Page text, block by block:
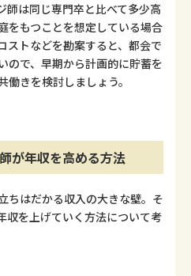
師は同じ専門卒と比べて多少高
をもつことを想定している場合
ストなどを勘案すると、都会で
ので、早期から計画的に貯蓄を
きを検討しましょう。
が年収を高める方法
ちはだかる収入の大きな壁。そ
収を上げていく方法について考